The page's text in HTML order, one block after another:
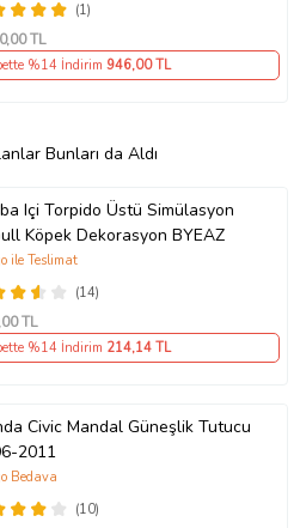
(1)
,00 TL
%14 İndirim 946,00 TL
Bunları da Aldı
Içi Torpido Üstü Simülasyon
Köpek Dekorasyon BYEAZ
(14)
ile Teslimat
TL
%14 İndirim 214,14 TL
Civic Mandal Güneşlik Tutucu
2011
(10)
Bedava